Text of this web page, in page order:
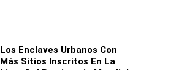
Los Enclaves Urbanos Con
Más Sitios Inscritos En La